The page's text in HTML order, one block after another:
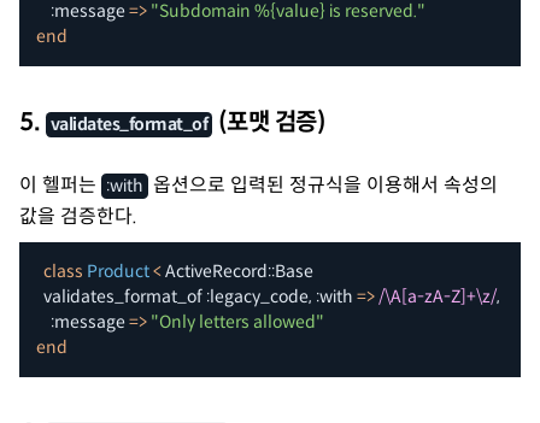
:message=> "Subdomain %{value} is reserved."
end
5. validates_format_of (포맷 검증)
이 헬퍼는 :with 옵션으로 입력된 정규식을 이용해서 속성의
값을 검증한다.
class Product< ActiveRecord::Base
  validates_format_of
:legacy_code, :with =>/\A[a-zA-Z]+\z/,
:message=> "Only letters allowed"
end